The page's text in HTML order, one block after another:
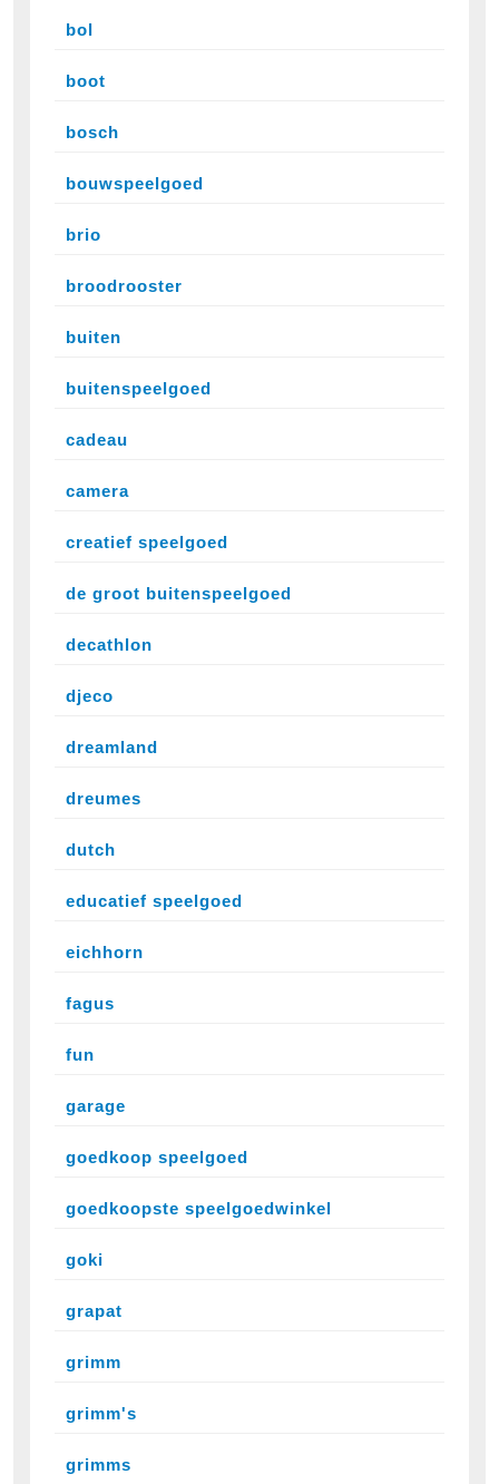
bol
boot
bosch
bouwspeelgoed
brio
broodrooster
buiten
buitenspeelgoed
cadeau
camera
creatief speelgoed
de groot buitenspeelgoed
decathlon
djeco
dreamland
dreumes
dutch
educatief speelgoed
eichhorn
fagus
fun
garage
goedkoop speelgoed
goedkoopste speelgoedwinkel
goki
grapat
grimm
grimm's
grimms